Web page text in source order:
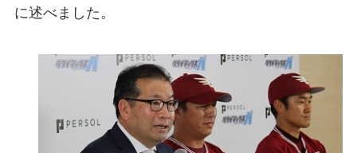
に述べました。